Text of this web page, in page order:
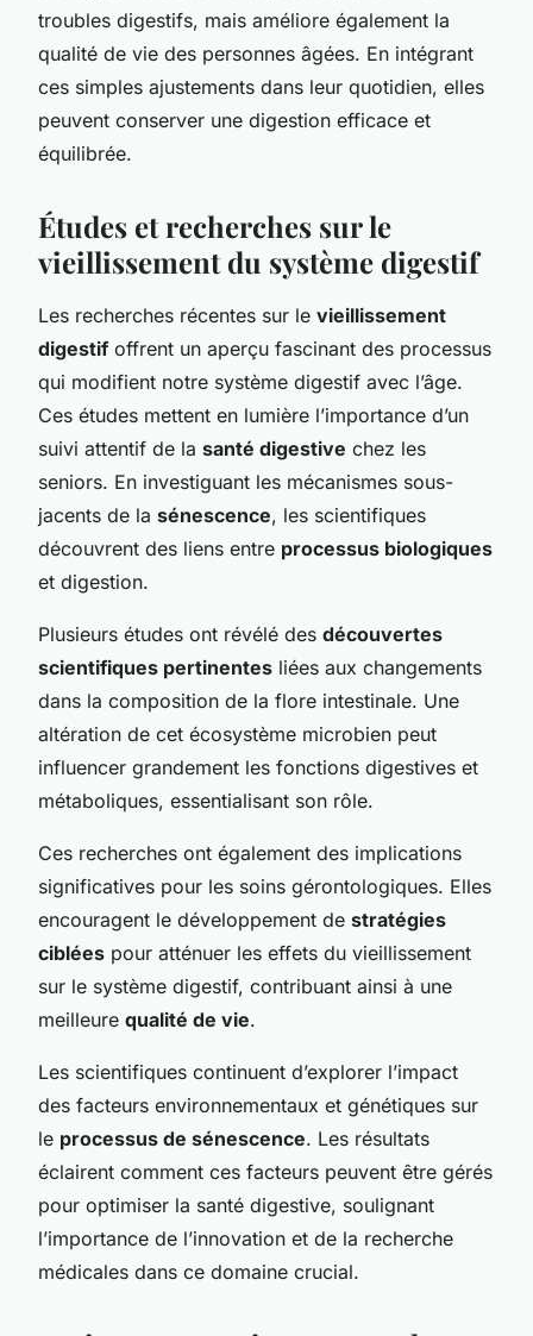
troubles digestifs, mais améliore également la
qualité de vie des personnes âgées. En intégrant
ces simples ajustements dans leur quotidien, elles
peuvent conserver une digestion efficace et
équilibrée.
Études et recherches sur le
vieillissement du système digestif
Les recherches récentes sur le vieillissement
digestif offrent un aperçu fascinant des processus
qui modifient notre système digestif avec l’âge.
Ces études mettent en lumière l’importance d’un
suivi attentif de la santé digestive chez les
seniors. En investiguant les mécanismes sous-
jacents de la sénescence, les scientifiques
découvrent des liens entre processus biologiques
et digestion.
Plusieurs études ont révélé des découvertes
scientifiques pertinentes liées aux changements
dans la composition de la flore intestinale. Une
altération de cet écosystème microbien peut
influencer grandement les fonctions digestives et
métaboliques, essentialisant son rôle.
Ces recherches ont également des implications
significatives pour les soins gérontologiques. Elles
encouragent le développement de stratégies
ciblées pour atténuer les effets du vieillissement
sur le système digestif, contribuant ainsi à une
meilleure qualité de vie.
Les scientifiques continuent d’explorer l’impact
des facteurs environnementaux et génétiques sur
le processus de sénescence. Les résultats
éclairent comment ces facteurs peuvent être gérés
pour optimiser la santé digestive, soulignant
l’importance de l’innovation et de la recherche
médicales dans ce domaine crucial.